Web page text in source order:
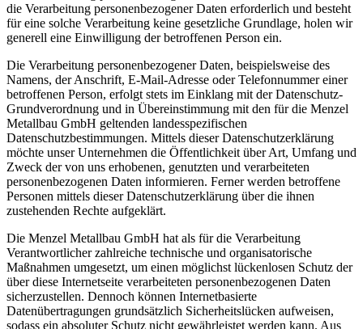
die Verarbeitung personenbezogener Daten erforderlich und besteht
für eine solche Verarbeitung keine gesetzliche Grundlage, holen wir
generell eine Einwilligung der betroffenen Person ein.
Die Verarbeitung personenbezogener Daten, beispielsweise des
Namens, der Anschrift, E-Mail-Adresse oder Telefonnummer einer
betroffenen Person, erfolgt stets im Einklang mit der Datenschutz-
Grundverordnung und in Übereinstimmung mit den für die Menzel
Metallbau GmbH geltenden landesspezifischen
Datenschutzbestimmungen. Mittels dieser Datenschutzerklärung
möchte unser Unternehmen die Öffentlichkeit über Art, Umfang und
Zweck der von uns erhobenen, genutzten und verarbeiteten
personenbezogenen Daten informieren. Ferner werden betroffene
Personen mittels dieser Datenschutzerklärung über die ihnen
zustehenden Rechte aufgeklärt.
Die Menzel Metallbau GmbH hat als für die Verarbeitung
Verantwortlicher zahlreiche technische und organisatorische
Maßnahmen umgesetzt, um einen möglichst lückenlosen Schutz der
über diese Internetseite verarbeiteten personenbezogenen Daten
sicherzustellen. Dennoch können Internetbasierte
Datenübertragungen grundsätzlich Sicherheitslücken aufweisen,
sodass ein absoluter Schutz nicht gewährleistet werden kann. Aus